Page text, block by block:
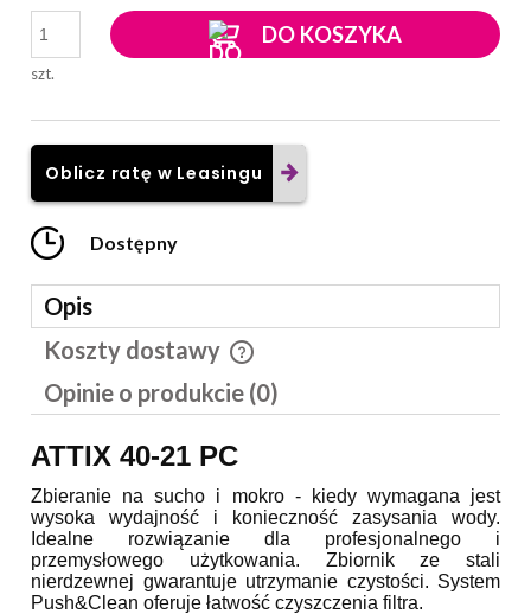
szt.
DO KOSZYKA
Oblicz ratę w Leasingu
Dostępny
Opis
Koszty dostawy
Cena nie zawiera ewentualnych kosztów płatności
Opinie o produkcie (0)
ATTIX 40-21 PC
Zbieranie na sucho i mokro - kiedy wymagana jest
wysoka wydajność i konieczność zasysania wody.
Idealne rozwiązanie dla profesjonalnego i
przemysłowego użytkowania. Zbiornik ze stali
nierdzewnej gwarantuje utrzymanie czystości. System
Push&Clean oferuje łatwość czyszczenia filtra.